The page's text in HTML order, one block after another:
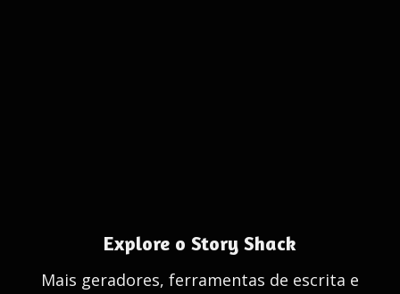
Explore o Story Shack
Mais geradores, ferramentas de escrita e